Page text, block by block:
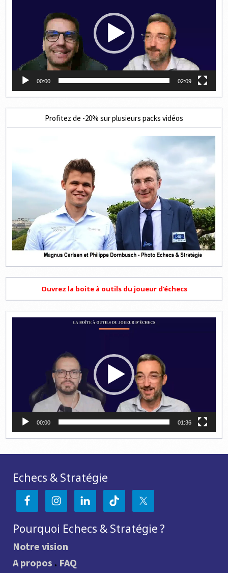
00:00 02:09
Profitez de -20% sur plusieurs packs vidéos
Ouvrez la boite à outils du joueur d'échecs
00:00 01:36
Echecs & Stratégie
Pourquoi Echecs & Stratégie ?
Notre vision
A propos . FAQ